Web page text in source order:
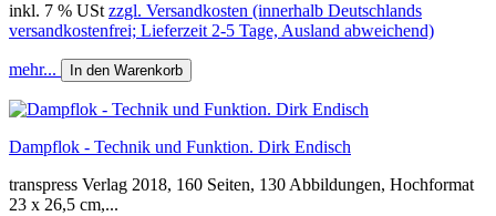
inkl. 7 % USt zzgl. Versandkosten (innerhalb Deutschlands
versandkostenfrei; Lieferzeit 2-5 Tage, Ausland abweichend)
mehr... In den Warenkorb
Dampflok - Technik und Funktion. Dirk Endisch
transpress Verlag 2018, 160 Seiten, 130 Abbildungen, Hochformat
23 x 26,5 cm,...